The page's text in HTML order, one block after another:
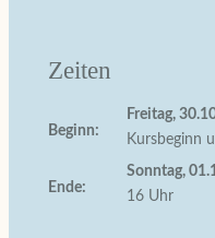
Zeiten
Beginn:
Freitag,
Kursbeginn
Ende:
Sonntag,
16 Uhr